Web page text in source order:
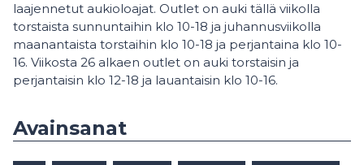
laajennetut aukioloajat. Outlet on auki tällä viikolla
torstaista sunnuntaihin klo 10-18 ja juhannusviikolla
maanantaista torstaihin klo 10-18 ja perjantaina klo 10-
16. Viikosta 26 alkaen outlet on auki torstaisin ja
perjantaisin klo 12-18 ja lauantaisin klo 10-16.
Avainsanat